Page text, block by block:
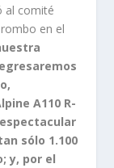
al comité
en el
A110 R-
sólo 1.100
y, por el